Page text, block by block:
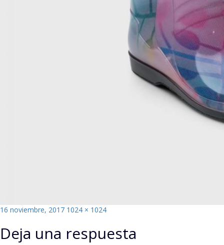
Publicado
16 noviembre, 2017 Tamaño
1024 × 1024
Deja una respuesta